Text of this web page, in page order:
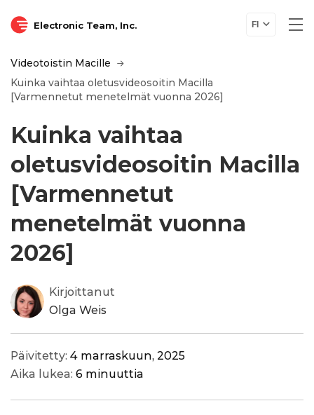
Electronic Team, Inc. FI
Videotoistin Macille
Kuinka vaihtaa oletusvideosoitin Macilla
[Varmennetut menetelmät vuonna 2026]
Kuinka vaihtaa
oletusvideosoitin Macilla
[Varmennetut
menetelmät vuonna
2026]
Kirjoittanut
Olga Weis
Päivitetty: 4 marraskuun, 2025
Aika lukea: 6 minuuttia